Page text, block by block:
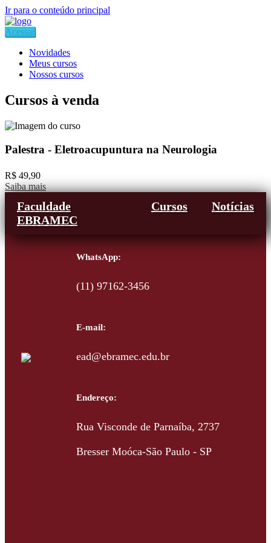
Ir para o conteúdo principal
Acessar
Novidades
Meus cursos
Nossos cursos
Cursos à venda
Palestra - Eletroacupuntura na Neurologia
R$ 49,90
Saiba mais
Faculdade
EBRAMEC
Cursos Notícias
WhatsApp:
(11) 97162-3456
E-mail:
ead@ebramec.edu.br
Endereço:
Rua Visconde de Parnaíba, 2737
Bresser Moóca-São Paulo - SP